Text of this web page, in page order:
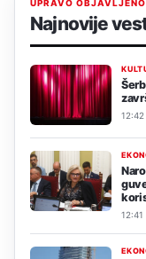
UPRAVO OBJAVLJENO
Najnovije
12:42
12:41